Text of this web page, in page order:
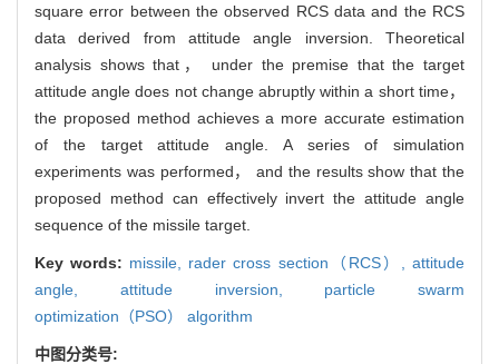
square error between the observed RCS data and the RCS
data derived from attitude angle inversion. Theoretical
analysis shows that， under the premise that the target
attitude angle does not change abruptly within a short time，
the proposed method achieves a more accurate estimation
of the target attitude angle. A series of simulation
experiments was performed， and the results show that the
proposed method can effectively invert the attitude angle
sequence of the missile target.
Key words: missile, rader cross section（RCS）,attitude
angle, attitude inversion, particle swarm
optimization（PSO） algorithm
中图分类号: